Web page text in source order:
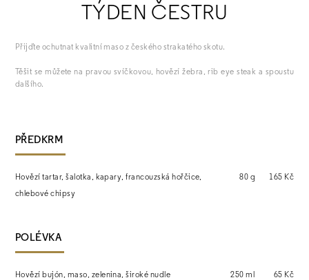
TÝDEN ČESTRU
Přijďte ochutnat kvalitní maso z českého strakatého skotu.
Těšit se můžete na pravou svíčkovou, hovězí žebra, rib eye steak a spoustu
dalšího.
PŘEDKRM
Hovězí tartar, šalotka, kapary, francouzská hořčice,
chlebové chipsy
80 g 165 Kč
POLÉVKA
Hovězí bujón, maso, zelenina, široké nudle 250 ml 65 Kč